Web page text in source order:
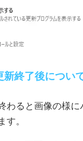
新終了後につい
わると画像の様
す。